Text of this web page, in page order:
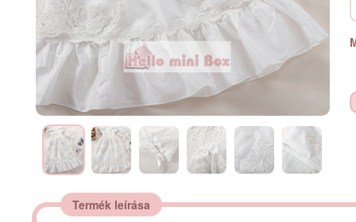
Termék leírása